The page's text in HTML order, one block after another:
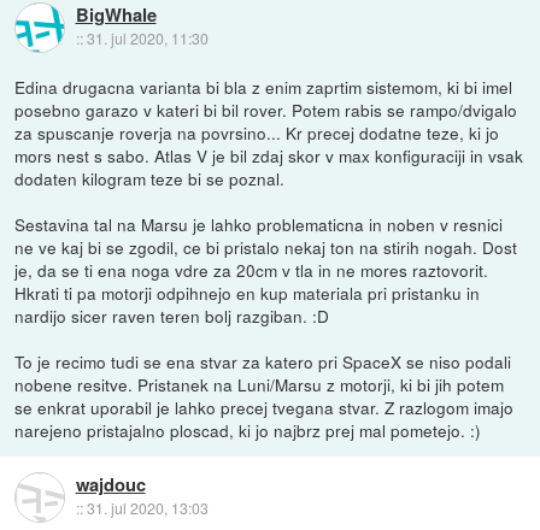
BigWhale
::31. jul 2020, 11:30
Edina drugacna varianta bi bla z enim zaprtim sistemom, ki bi imel
posebno garazo v kateri bi bil rover. Potem rabis se rampo/dvigalo
za spuscanje roverja na povrsino... Kr precej dodatne teze, ki jo
mors nest s sabo. Atlas V je bil zdaj skor v max konfiguraciji in vsak
dodaten kilogram teze bi se poznal.
Sestavina tal na Marsu je lahko problematicna in noben v resnici
ne ve kaj bi se zgodil, ce bi pristalo nekaj ton na stirih nogah. Dost
je, da se ti ena noga vdre za 20cm v tla in ne mores raztovorit.
Hkrati ti pa motorji odpihnejo en kup materiala pri pristanku in
nardijo sicer raven teren bolj razgiban. :D
To je recimo tudi se ena stvar za katero pri SpaceX se niso podali
nobene resitve. Pristanek na Luni/Marsu z motorji, ki bi jih potem
se enkrat uporabil je lahko precej tvegana stvar. Z razlogom imajo
narejeno pristajalno ploscad, ki jo najbrz prej mal pometejo. :)
wajdouc
::31. jul 2020, 13:03